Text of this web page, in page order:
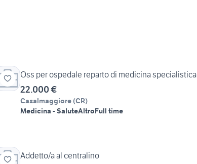
Oss per ospedale reparto di medicina specialistica
22.000 €
Casalmaggiore (CR)
Medicina - SaluteAltroFull time
Addetto/a al centralino